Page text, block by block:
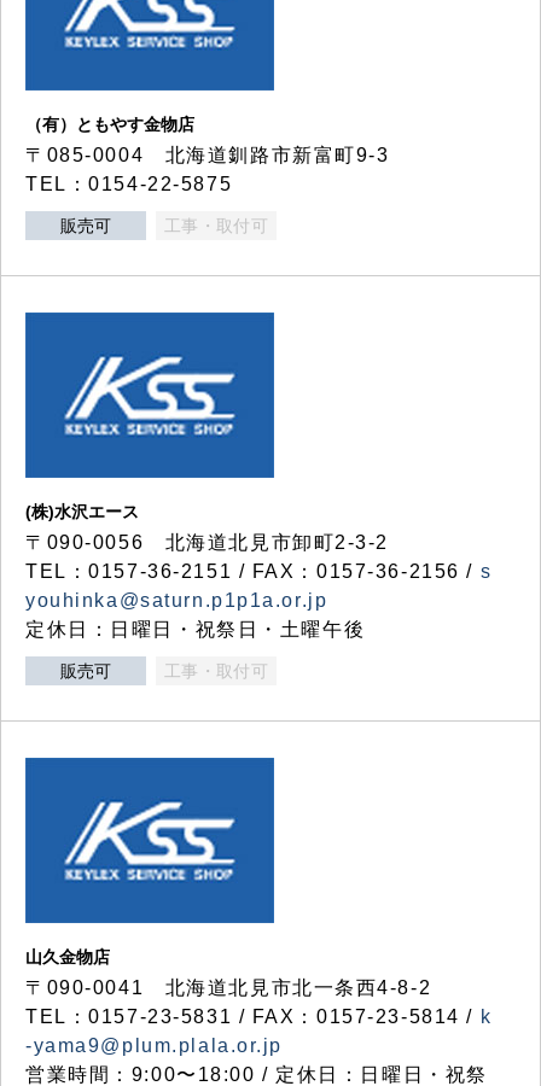
（有）ともやす金物店
〒085-0004 北海道釧路市新富町9-3
TEL：0154-22-5875
販売可 工事・取付可
(株)水沢エース
〒090-0056 北海道北見市卸町2-3-2
TEL：0157-36-2151 / FAX：0157-36-2156 / s
youhinka@saturn.p1p1a.or.jp
定休日：日曜日・祝祭日・土曜午後
販売可 工事・取付可
山久金物店
〒090-0041 北海道北見市北一条西4-8-2
TEL：0157-23-5831 / FAX：0157-23-5814 / k
-yama9@plum.plala.or.jp
営業時間：9:00〜18:00 / 定休日：日曜日・祝祭